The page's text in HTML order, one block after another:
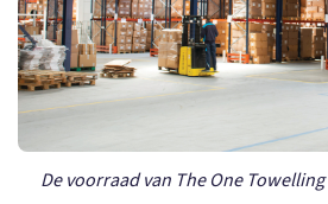
De voorraad van The One